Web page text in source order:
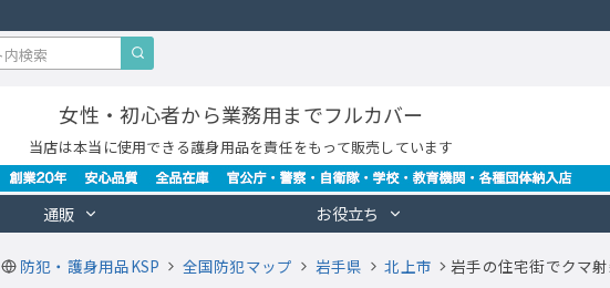
女性・初心者から業務用までフルカバー
当店は本当に使用できる護身用品を責任をもって販売しています
通販 お役立ち
防犯・護身用品KSP 全国防犯マップ 岩手県 北上市 岩手の住宅街でクマ